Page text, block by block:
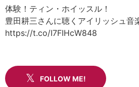
体験！ティン・ホイッスル！
豊田耕三さんに聴くアイリッシュ音
https://t.co/I7FIHcW848
FOLLOW ME!